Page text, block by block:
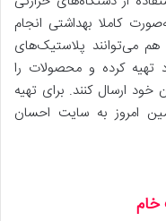
کاملا بهداشتی انجام
می‌توانند پلاستیک‌های
تهیه کرده و محصولات را
ارسال کنند. برای تهیه
امروز به سایت احسان